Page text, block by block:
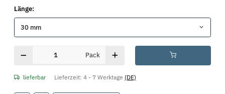
Länge:
30 mm
Pack
lieferbar Lieferzeit: 4 - 7 Werktage (DE)